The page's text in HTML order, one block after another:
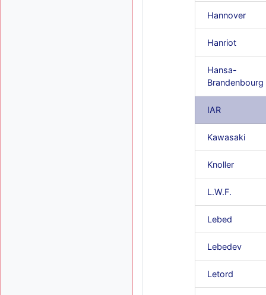
Hannover
Hanriot
Hansa-
Brandenbourg
IAR
Kawasaki
Knoller
L.W.F.
Lebed
Lebedev
Letord